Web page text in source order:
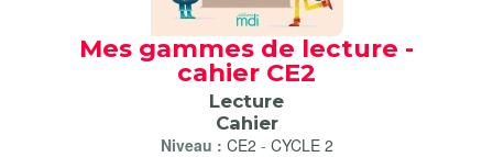
Mes gammes de lecture -
cahier CE2
Lecture
Cahier
Niveau : CE2 - CYCLE 2